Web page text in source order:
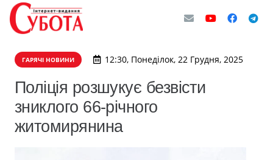
ГАРЯЧІ НОВИНИ 12:30, Понеділок, 22 Грудня, 2025
Поліція розшукує безвісти
зниклого 66-річного
житомирянина